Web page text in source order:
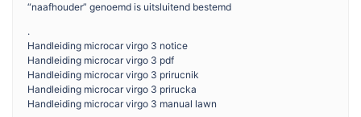
“naafhouder” genoemd is uitsluitend bestemd
.
Handleiding microcar virgo 3 notice
Handleiding microcar virgo 3 pdf
Handleiding microcar virgo 3 prirucnik
Handleiding microcar virgo 3 prirucka
Handleiding microcar virgo 3 manual lawn